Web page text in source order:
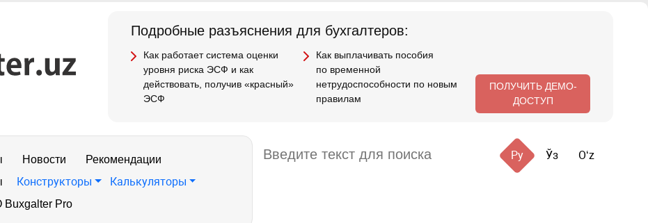
Подробные разъяснения для бухгалтеров:
Как работает система оценки
уровня риска ЭСФ и как
действовать, получив «красный»
ЭСФ
Как выплачивать пособия
по временной
нетрудоспособности по новым
правилам
ПОЛУЧИТЬ ДЕМО-
ДОСТУП
Новости
Рекомендации
Конструкторы Калькуляторы
Buxgalter Pro
Ру Ўз Oʻz